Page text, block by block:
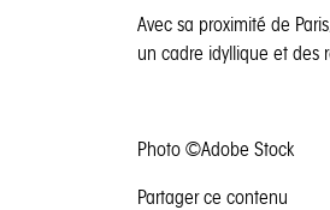
Avec sa proximité de
un cadre idyllique et des
Photo ©Adobe Stock
Partager ce contenu